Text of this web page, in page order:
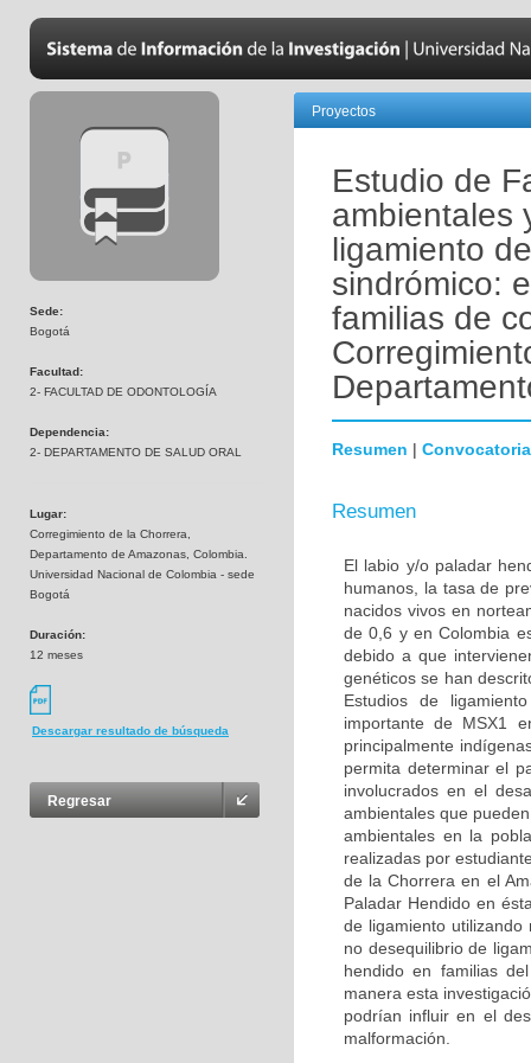
Sede:
Bogotá
Facultad:
2- FACULTAD DE ODONTOLOGÍA
Dependencia:
2- DEPARTAMENTO DE SALUD ORAL
Lugar:
Corregimiento de la Chorrera,
Departamento de Amazonas, Colombia.
Universidad Nacional de Colombia - sede
Bogotá
Duración:
12 meses
Descargar resultado de búsqueda
Regresar
Proyectos
Estudio de
ambientales
ligamiento
sindrómico:
familias de
Resumen | Convocatoria
Resumen
El labio y/o paladar
humanos, la tasa de
nacidos vivos en
de 0,6 y en Colombia
debido a que
genéticos se han
Estudios de
importante de MSX1
principalmente
permita determinar el
involucrados en el
ambientales que
ambientales en la
realizadas por
de la Chorrera en el
Paladar Hendido en
de ligamiento
no desequilibrio de
hendido en familias
manera esta
podrían influir en el
malformación.